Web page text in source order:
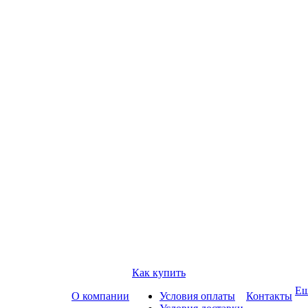
О компании
Как купить
Условия оплаты
Контакты